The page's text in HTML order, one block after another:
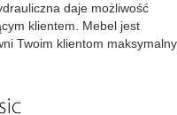
daje możliwość
klientem. Mebel jest
Twoim klientom maksymalny